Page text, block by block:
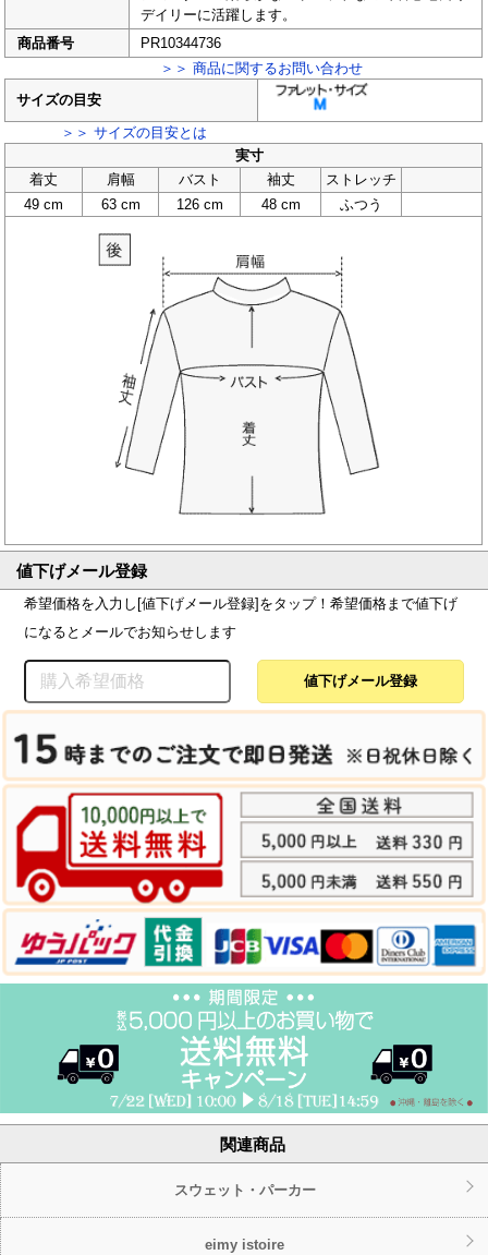
デイリーに活躍します。
商品番号
PR10344736
＞＞ 商品に関するお問い合わせ
サイズの目安
＞＞ サイズの目安とは
実寸
着丈
肩幅 バスト 袖丈
ストレッチ
49 cm
63 cm 126 cm 48 cm ふつう
値下げメール登録
希望価格を入力し[値下げメール登録]をタップ！希望価格まで値下げ
になるとメールでお知らせします
関連商品
スウェット・パーカー
eimy istoire